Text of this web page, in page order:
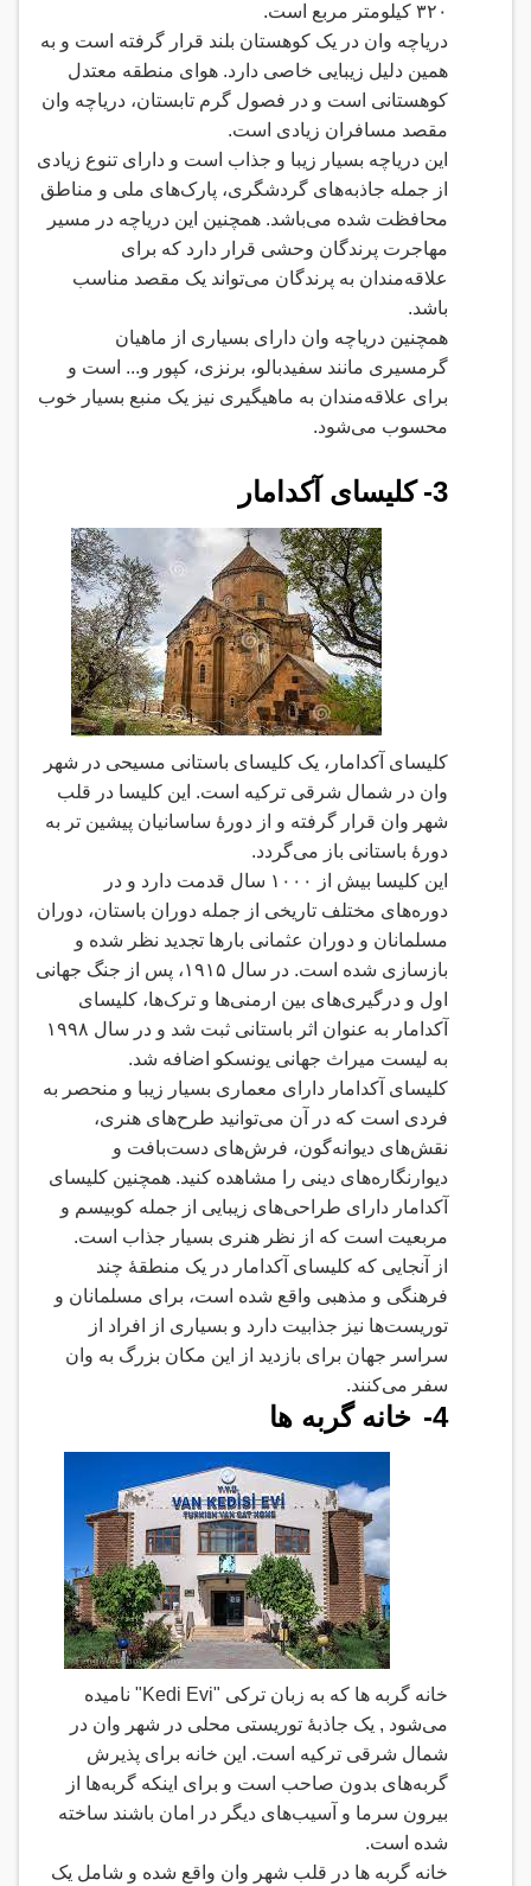
۳۲۰ کیلومتر مربع است.
دریاچه وان در یک کوهستان بلند قرار گرفته است و به
همین دلیل زیبایی خاصی دارد. هوای منطقه معتدل
کوهستانی است و در فصول گرم تابستان، دریاچه وان
مقصد مسافران زیادی است.
این دریاچه بسیار زیبا و جذاب است و دارای تنوع زیادی
از جمله جاذبه‌های گردشگری، پارک‌های ملی و مناطق
محافظت شده می‌باشد. همچنین این دریاچه در مسیر
مهاجرت پرندگان وحشی قرار دارد که برای
علاقه‌مندان به پرندگان می‌تواند یک مقصد مناسب
باشد.
همچنین دریاچه وان دارای بسیاری از ماهیان
گرمسیری مانند سفیدبالو، برنزی، کپور و... است و
برای علاقه‌مندان به ماهیگیری نیز یک منبع بسیار خوب
محسوب می‌شود.
3- کلیسای آکدامار
کلیسای آکدامار، یک کلیسای باستانی مسیحی در شهر
وان در شمال شرقی ترکیه است. این کلیسا در قلب
شهر وان قرار گرفته و از دورهٔ ساسانیان پیشین تر به
دورهٔ باستانی باز می‌گردد.
این کلیسا بیش از
۱۰۰۰ سال قدمت دارد و در
دوره‌های مختلف تاریخی از جمله دوران باستان، دوران
مسلمانان و دوران عثمانی بارها تجدید نظر شده و
بازسازی شده است. در سال ۱۹۱۵، پس از جنگ جهانی
اول و درگیری‌های بین ارمنی‌ها و ترک‌ها، کلیسای
آکدامار به عنوان اثر باستانی ثبت شد و در سال ۱۹۹۸
به لیست میراث جهانی یونسکو اضافه شد.
کلیسای آکدامار دارای معماری بسیار زیبا و منحصر به
فردی است که در آن می‌توانید طرح‌های هنری،
نقش‌های دیوانه‌گون، فرش‌های دست‌بافت و
دیوارنگاره‌های دینی را مشاهده کنید. همچنین کلیسای
آکدامار دارای طراحی‌های زیبایی از جمله کوبیسم و
مربعیت است که از نظر هنری بسیار جذاب است.
از آنجایی که کلیسای آکدامار در یک منطقهٔ چند
فرهنگی و مذهبی واقع شده است، برای مسلمانان و
توریست‌ها نیز جذابیت دارد و بسیاری از افراد از
سراسر جهان برای بازدید از این مکان بزرگ به وان
سفر می‌کنند.
4- خانه گربه ها
خانه گربه ها که به زبان ترکی "Kedi Evi" نامیده
می‌شود , یک جاذبهٔ توریستی محلی در شهر وان در
شمال شرقی ترکیه است. این خانه برای پذیرش
گربه‌های بدون صاحب است و برای اینکه گربه‌ها از
بیرون سرما و آسیب‌های دیگر در امان باشند ساخته
شده است.
خانه گربه ها در قلب شهر وان واقع شده و شامل یک